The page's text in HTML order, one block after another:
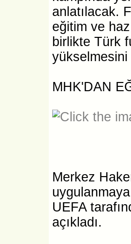
anlatılacak.
eğitim ve
birlikte Türk
MHK'DAN
Merkez
UEFA
açıkladı.